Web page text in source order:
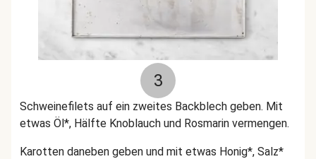
3
Schweinefilets auf ein zweites Backblech geben. Mit
etwas Öl*, Hälfte Knoblauch und Rosmarin vermengen.
Karotten daneben geben und mit etwas Honig*, Salz*